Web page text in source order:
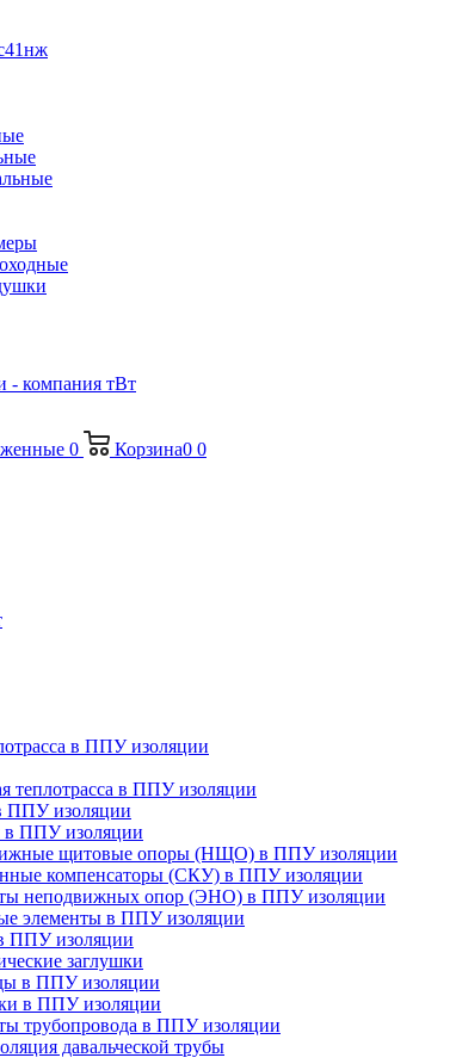
0 Корзина0 0
в ППУ изоляции
теплотрасса в ППУ изоляции
ППУ изоляции
ППУ изоляции
щитовые опоры (НЩО) в ППУ изоляции
компенсаторы (СКУ) в ППУ изоляции
неподвижных опор (ЭНО) в ППУ изоляции
элементы в ППУ изоляции
ППУ изоляции
заглушки
в ППУ изоляции
в ППУ изоляции
трубопровода в ППУ изоляции
давальческой трубы